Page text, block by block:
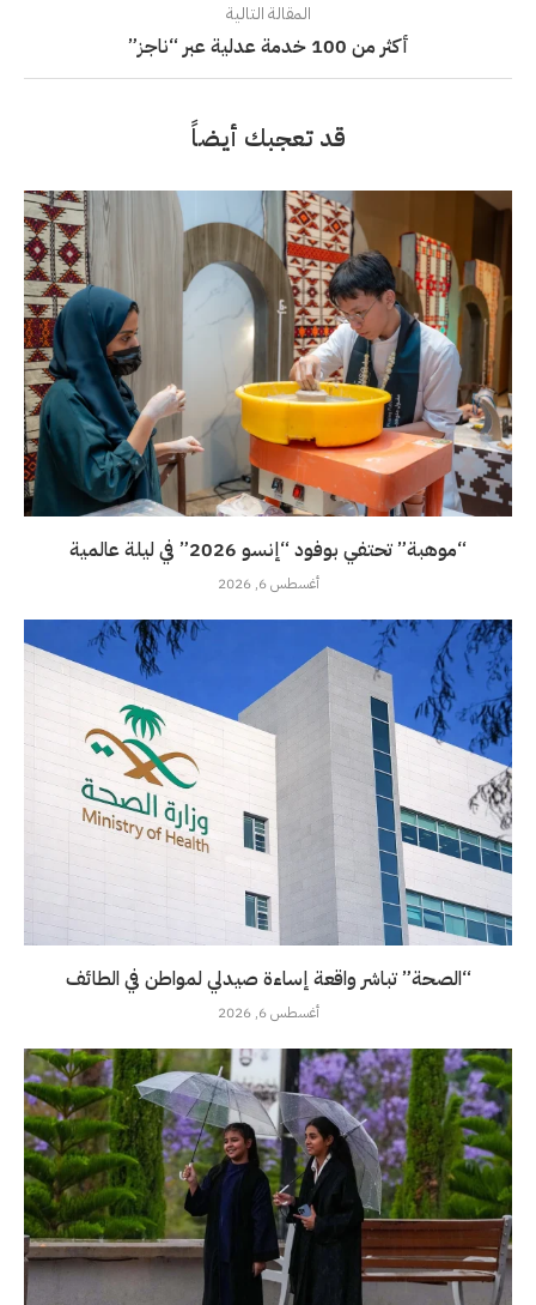
المقالة التالية
أكثر من 100 خدمة عدلية عبر “ناجز”
قد تعجبك أيضاً
“موهبة” تحتفي بوفود “إنسو 2026” في ليلة عالمية
أغسطس 6, 2026
“الصحة” تباشر واقعة إساءة صيدلي لمواطن في الطائف
أغسطس 6, 2026